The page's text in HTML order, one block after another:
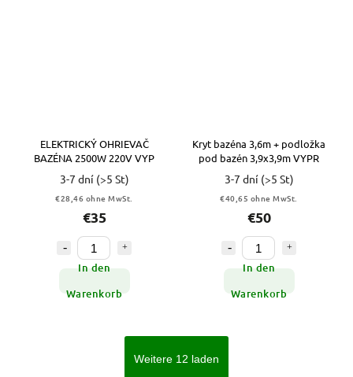
ELEKTRICKÝ OHRIEVAČ
BAZÉNA 2500W 220V VYP
3-7 dní (>5 St)
€28,46 ohne MwSt.
€35
In den
Warenkorb
Kryt bazéna 3,6m + podložka
pod bazén 3,9x3,9m VYPR
3-7 dní (>5 St)
€40,65 ohne MwSt.
€50
In den
Warenkorb
Weitere 12 laden